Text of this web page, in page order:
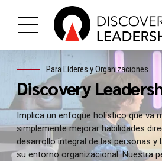
Para Líderes y Organizaciones...
Discovery
Implica un enfoque holístico que va
simplemente mejorar habilidades
desarrollo integral de las personas y
su entorno organizacional. Nuestra